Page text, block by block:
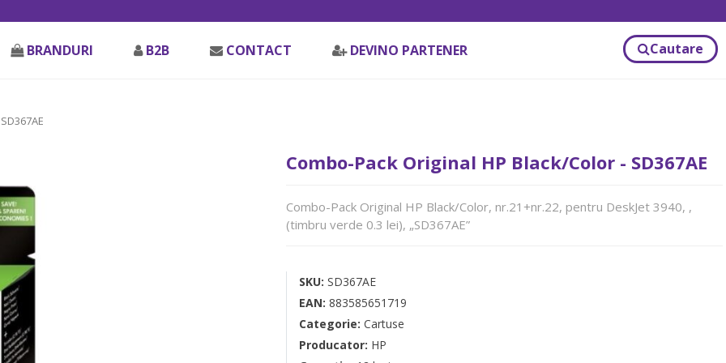
BRANDURI B2B CONTACT DEVINO PARTENER Cautare
Combo-Pack Original HP Black/Color - SD367AE
Combo-Pack Original HP Black/Color, nr.21+nr.22, pentru DeskJet 3940, ,
(timbru verde 0.3 lei), „SD367AE”
SKU: SD367AE
EAN: 883585651719
Categorie: Cartuse
Producator: HP